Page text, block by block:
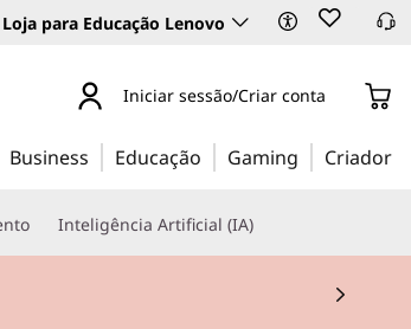
Loja para Educação Lenovo
Iniciar sessão/Criar conta
Business Educação Gaming Criador
Inteligência Artificial (IA)